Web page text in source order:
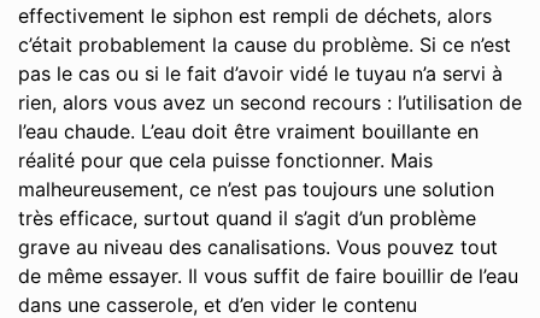
effectivement le siphon est rempli de déchets, alors
c’était probablement la cause du problème. Si ce n’est
pas le cas ou si le fait d’avoir vidé le tuyau n’a servi à
rien, alors vous avez un second recours : l’utilisation de
l’eau chaude. L’eau doit être vraiment bouillante en
réalité pour que cela puisse fonctionner. Mais
malheureusement, ce n’est pas toujours une solution
très efficace, surtout quand il s’agit d’un problème
grave au niveau des canalisations. Vous pouvez tout
de même essayer. Il vous suffit de faire bouillir de l’eau
dans une casserole, et d’en vider le contenu